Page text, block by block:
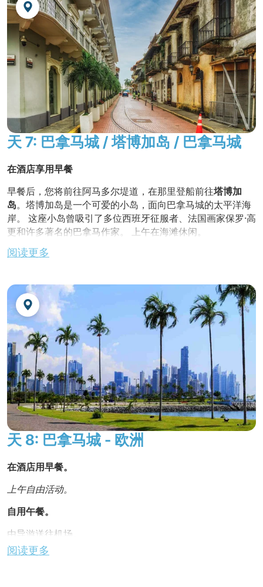
在当地餐厅享用美味的非洲加勒比午餐。
您将参观黑基督教堂和波尔托贝洛罗博物馆，其中的重要历
史文献也于 1980 年得到联合国教科文组织的认可。
金巴雅拉丁美洲独家之旅 !
参观 刚果艺术展览馆，揭示刚果文化的迷人宝藏。
不含晚餐，夜宿酒店。
天 7: 巴拿马城 / 塔博加岛 / 巴拿马城
在酒店享用早餐
早餐后，您将前往阿马多尔堤道，在那里登船前往塔博加
岛。塔博加岛是一个可爱的小岛，面向巴拿马城的太平洋海
岸。 这座小岛曾吸引了多位西班牙征服者、法国画家保罗·高
更和许多著名的巴拿马作家。 上午在海滩休闲。
在海滩边的一家当地餐馆享用午餐。
在海滩边品尝美味的腌鱼。
这是一道用柠檬、辣椒、香
菜和洋葱腌制鱼的典型菜肴。
午餐后，参观
塔波加的圣佩德罗教堂，这是美国太平洋
沿岸第二古老的教堂，以及
保罗·高更
的故居。
自用晚餐
，夜宿酒店。
阅读更多
天 8: 巴拿马城 - 欧洲
在酒店用早餐。
上午自由活动。
自用午餐。
由导游送往机场。
机场协助。 (不含航班）
阅读更多